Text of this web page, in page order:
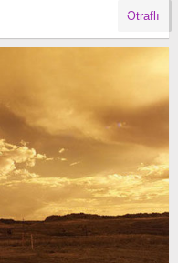
Ətraflı